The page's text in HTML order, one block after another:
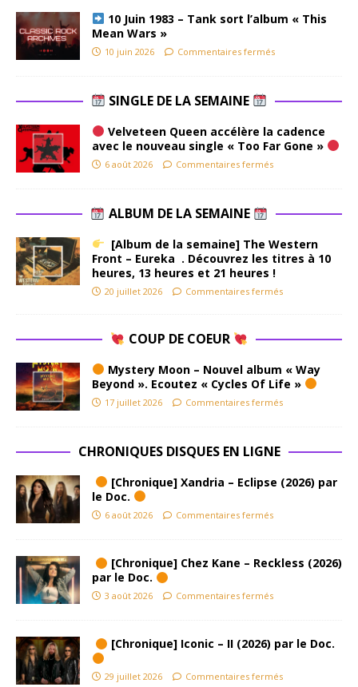
10 Juin 1983 – Tank sort l’album « This
Mean Wars »
10 juin 2026 Commentaires fermés
SINGLE DE LA SEMAINE
Velveteen Queen accélère la cadence
avec le nouveau single « Too Far Gone »
6 août 2026 Commentaires fermés
ALBUM DE LA SEMAINE
[Album de la semaine] The Western
Front – Eureka . Découvrez les titres à 10
heures, 13 heures et 21 heures !
20 juillet 2026 Commentaires fermés
COUP DE COEUR
Mystery Moon – Nouvel album « Way
Beyond ». Ecoutez « Cycles Of Life »
17 juillet 2026 Commentaires fermés
CHRONIQUES DISQUES EN LIGNE
[Chronique] Xandria – Eclipse (2026) par
le Doc.
6 août 2026 Commentaires fermés
[Chronique] Chez Kane – Reckless (2026)
par le Doc.
3 août 2026 Commentaires fermés
[Chronique] Iconic – II (2026) par le Doc.
29 juillet 2026 Commentaires fermés